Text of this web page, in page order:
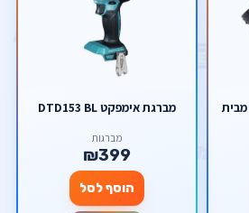
משחזת זווית 3 אינץ 18V מבית
מברגת אימפקט DTD153 BL
מברגות
₪399
הוסף לסל